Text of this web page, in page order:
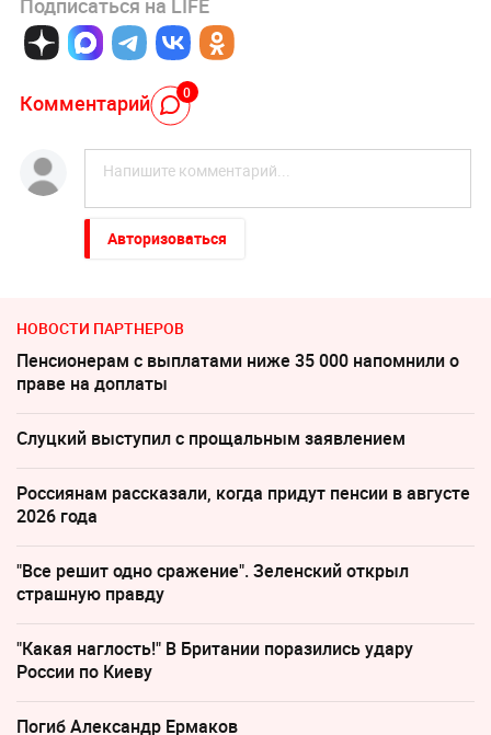
Комментарий 0
Авторизоваться
НОВОСТИ ПАРТНЕРОВ
Пенсионерам с выплатами ниже 35 000 напомнили о
праве на доплаты
Слуцкий выступил с прощальным заявлением
Россиянам рассказали, когда придут пенсии в августе
2026 года
"Все решит одно сражение". Зеленский открыл
страшную правду
"Какая наглость!" В Британии поразились удару
России по Киеву
Погиб Александр Ермаков